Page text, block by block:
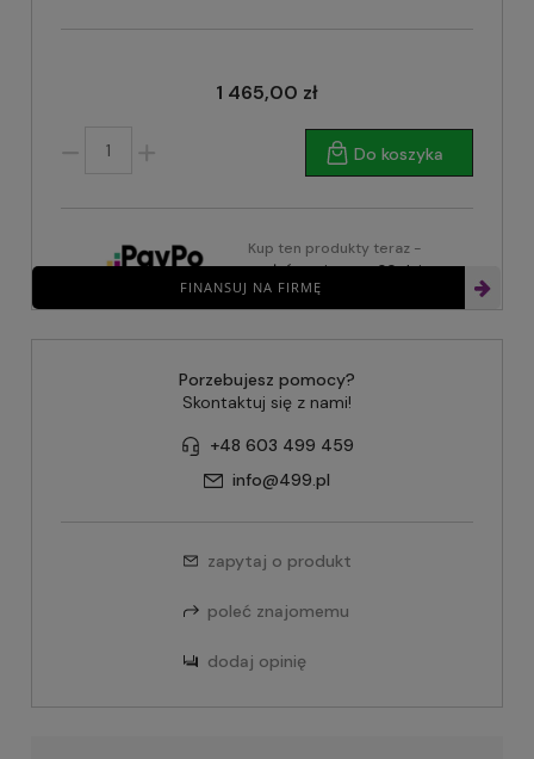
1 465,00 zł
Do koszyka
FINANSUJ NA FIRMĘ
Kup ten produkty teraz -
zapłać za niego za 30 dni
Porzebujesz pomocy?
Skontaktuj się z nami!
+48 603 499 459
info@499.pl
zapytaj o produkt
poleć znajomemu
dodaj opinię